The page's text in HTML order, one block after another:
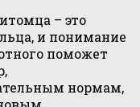
– это
и понимание
поможет
нормам,